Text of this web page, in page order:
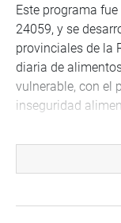
Este programa
24059, y se
provinciales de la
diaria de
vulnerable, con el
inseguridad
mejorar de la
precaria situación